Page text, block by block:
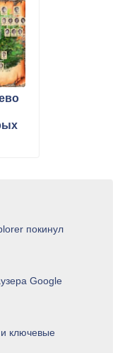
покинул
Google
ключевые